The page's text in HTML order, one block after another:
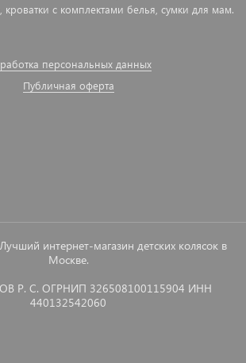
кроватки с комплектами белья, сумки для мам.
персональных данных
Публичная оферта
интернет-магазин детских колясок в
Москве.
Р. С. ОГРНИП 326508100115904 ИНН
440132542060